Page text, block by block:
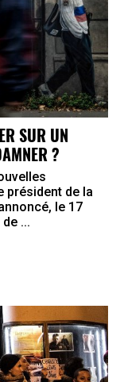
SUR UN
?
président de la
le 17
...